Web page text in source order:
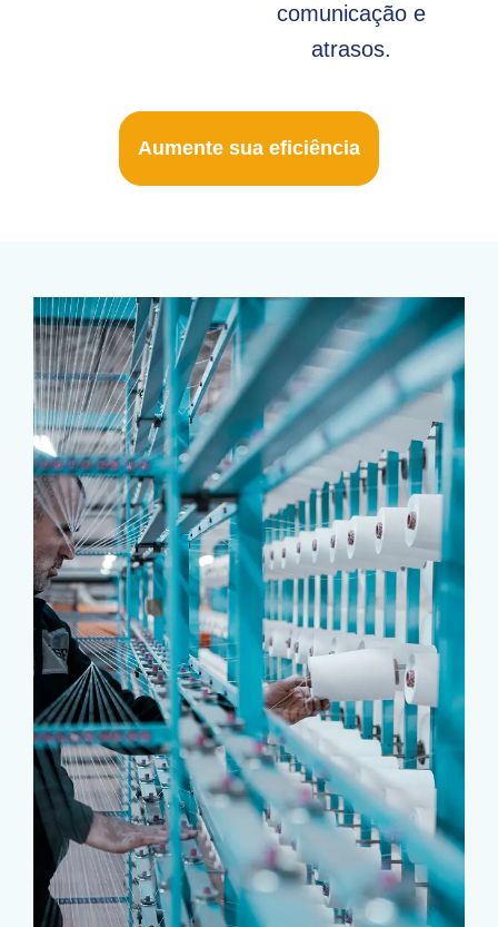
comunicação e
atrasos.
Aumente sua eficiência